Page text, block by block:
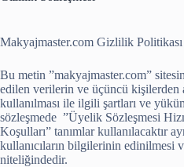
Makyajmaster.com Gizlilik Politikası
Bu metin ”makyajmaster.com”
edilen verilerin ve üçüncü kişilerden
kullanılması ile ilgili şartları ve
sözleşmede ”Üyelik Sözleşmesi
Koşulları” tanımlar kullanılacaktır
kullanıcıların bilgilerinin
niteliğindedir.